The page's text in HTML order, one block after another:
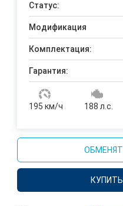
Статус:
Модификация
Комплектация:
Гарантия:
195 км/ч 188 л.с.